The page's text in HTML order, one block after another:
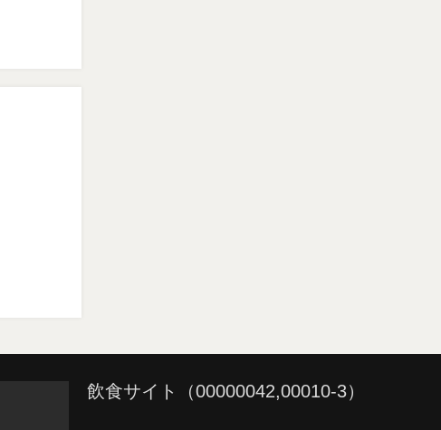
飲食サイト（00000042,00010-3）